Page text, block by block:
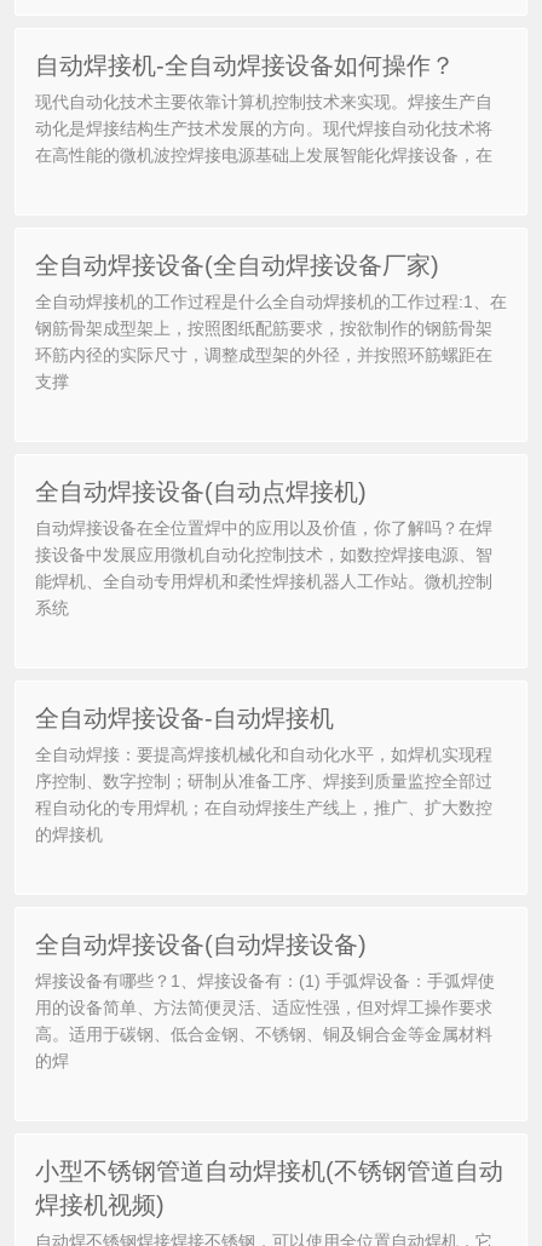
自动焊接机-全自动焊接设备如何操作？
现代自动化技术主要依靠计算机控制技术来实现。焊接生产自
动化是焊接结构生产技术发展的方向。现代焊接自动化技术将
在高性能的微机波控焊接电源基础上发展智能化焊接设备，在
全自动焊接设备(全自动焊接设备厂家)
全自动焊接机的工作过程是什么全自动焊接机的工作过程:1、在
钢筋骨架成型架上，按照图纸配筋要求，按欲制作的钢筋骨架
环筋内径的实际尺寸，调整成型架的外径，并按照环筋螺距在
支撑
全自动焊接设备(自动点焊接机)
自动焊接设备在全位置焊中的应用以及价值，你了解吗？在焊
接设备中发展应用微机自动化控制技术，如数控焊接电源、智
能焊机、全自动专用焊机和柔性焊接机器人工作站。微机控制
系统
全自动焊接设备-自动焊接机
全自动焊接：要提高焊接机械化和自动化水平，如焊机实现程
序控制、数字控制；研制从准备工序、焊接到质量监控全部过
程自动化的专用焊机；在自动焊接生产线上，推广、扩大数控
的焊接机
全自动焊接设备(自动焊接设备)
焊接设备有哪些？1、焊接设备有：(1) 手弧焊设备：手弧焊使
用的设备简单、方法简便灵活、适应性强，但对焊工操作要求
高。适用于碳钢、低合金钢、不锈钢、铜及铜合金等金属材料
的焊
小型不锈钢管道自动焊接机(不锈钢管道自动
焊接机视频)
自动焊不锈钢焊接焊接不锈钢，可以使用全位置自动焊机，它